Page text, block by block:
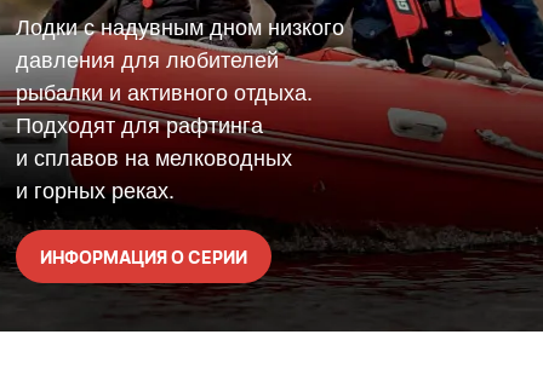
Лодки с надувным дном низкого
давления для любителей
рыбалки и активного отдыха.
Подходят для рафтинга
и сплавов на мелководных
и горных реках.
ИНФОРМАЦИЯ О СЕРИИ